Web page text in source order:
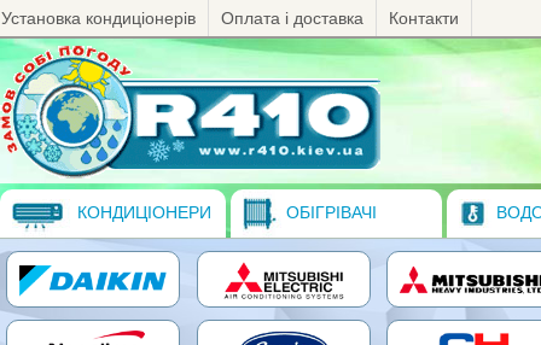
Установка кондиціонерів Оплата і доставка Контакти
КОНДИЦІОНЕРИ ОБІГРІВАЧІ